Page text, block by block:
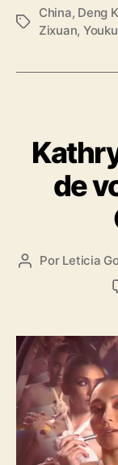
T
s
China, Deng
Zixuan, Youku
de
A
r
d
p
o
s
Por Leticia